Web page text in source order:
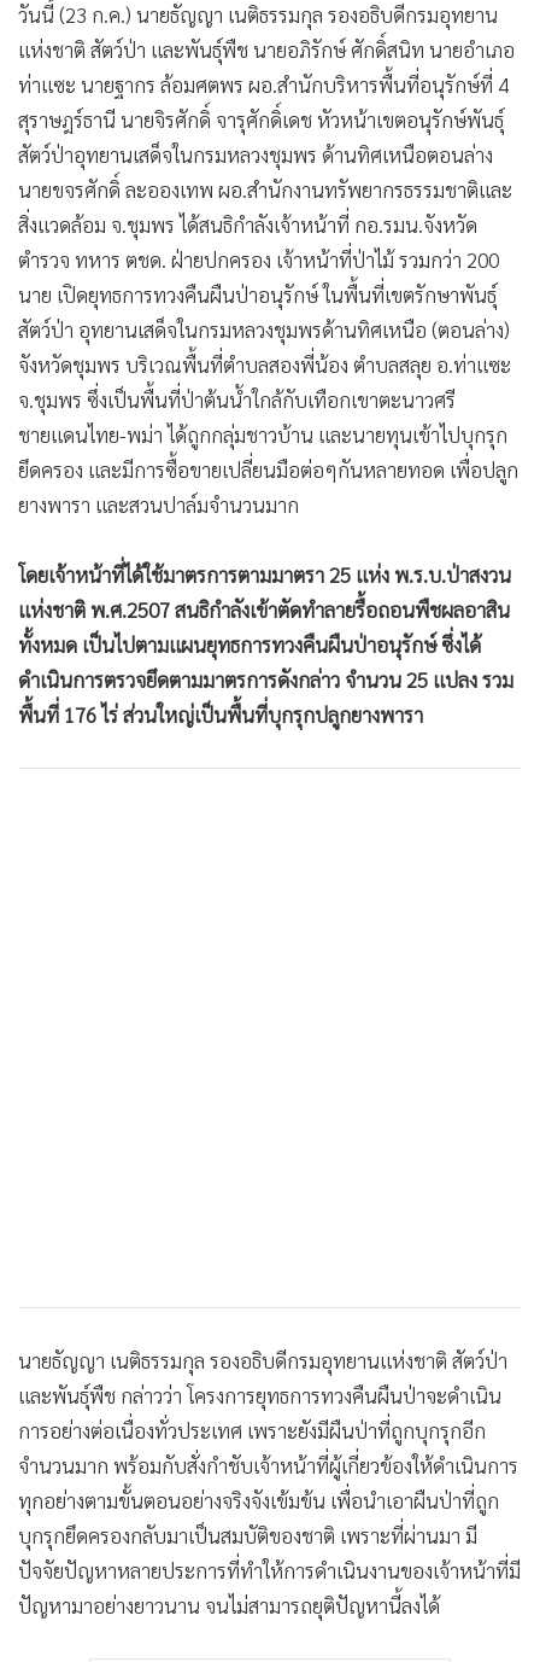
• Motoring
• เกม
• วิทยาศาสตร์
• SMEs
•
อินโดจีน
•
• Celeb Online
• Factcheck
• ญี่ปุ่น
• News1
• Gotomanager
วันนี้ (23 ก.ค.) นายธัญญา เนติธรรมกุล รองอธิบดีกรมอุทยาน
แห่งชาติ สัตว์ป่า และพันธุ์พืช นายอภิรักษ์ ศักดิ์สนิท นายอำเภอ
ท่าแซะ นายฐากร ล้อมศตพร ผอ.สำนักบริหารพื้นที่อนุรักษ์ที่ 4
สุราษฎร์ธานี นายจิรศักดิ์ จารุศักดิ์เดช หัวหน้าเขตอนุรักษ์พันธุ์
สัตว์ป่าอุทยานเสด็จในกรมหลวงชุมพร ด้านทิศเหนือตอนล่าง
นายขจรศักดิ์ ละอองเทพ ผอ.สำนักงานทรัพยากรธรรมชาติและ
สิ่งแวดล้อม จ.ชุมพร ได้สนธิกำลังเจ้าหน้าที่ กอ.รมน.จังหวัด
ตำรวจ ทหาร ตชด. ฝ่ายปกครอง เจ้าหน้าที่ป่าไม้ รวมกว่า 200
นาย เปิดยุทธการทวงคืนผืนป่าอนุรักษ์ ในพื้นที่เขตรักษาพันธุ์
สัตว์ป่า อุทยานเสด็จในกรมหลวงชุมพรด้านทิศเหนือ (ตอนล่าง)
จังหวัดชุมพร บริเวณพื้นที่ตำบลสองพี่น้อง ตำบลสลุย อ.ท่าแซะ
จ.ชุมพร ซึ่งเป็นพื้นที่ป่าต้นน้ำใกล้กับเทือกเขาตะนาวศรี
ชายแดนไทย-พม่า ได้ถูกกลุ่มชาวบ้าน และนายทุนเข้าไปบุกรุก
ยึดครอง และมีการซื้อขายเปลี่ยนมือต่อๆกันหลายทอด เพื่อปลูก
ยางพารา และสวนปาล์มจำนวนมาก
โดยเจ้าหน้าที่ได้ใช้มาตรการตามมาตรา 25 แห่ง พ.ร.บ.ป่าสงวน
แห่งชาติ พ.ศ.2507 สนธิกำลังเข้าตัดทำลายรื้อถอนพืชผลอาสิน
ทั้งหมด เป็นไปตามแผนยุทธการทวงคืนผืนป่าอนุรักษ์ ซึ่งได้
ดำเนินการตรวจยึดตามมาตรการดังกล่าว จำนวน 25 แปลง รวม
พื้นที่ 176 ไร่ ส่วนใหญ่เป็นพื้นที่บุกรุกปลูกยางพารา
นายธัญญา เนติธรรมกุล รองอธิบดีกรมอุทยานแห่งชาติ สัตว์ป่า
และพันธุ์พืช กล่าวว่า โครงการยุทธการทวงคืนผืนป่าจะดำเนิน
การอย่างต่อเนื่องทั่วประเทศ เพราะยังมีผืนป่าที่ถูกบุกรุกอีก
จำนวนมาก พร้อมกับสั่งกำชับเจ้าหน้าที่ผู้เกี่ยวข้องให้ดำเนินการ
ทุกอย่างตามขั้นตอนอย่างจริงจังเข้มข้น เพื่อนำเอาผืนป่าที่ถูก
บุกรุกยึดครองกลับมาเป็นสมบัติของชาติ เพราะที่ผ่านมา มี
ปัจจัยปัญหาหลายประการที่ทำให้การดำเนินงานของเจ้าหน้าที่มี
ปัญหามาอย่างยาวนาน จนไม่สามารถยุติปัญหานี้ลงได้